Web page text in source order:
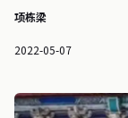
项栋梁
2022-05-07